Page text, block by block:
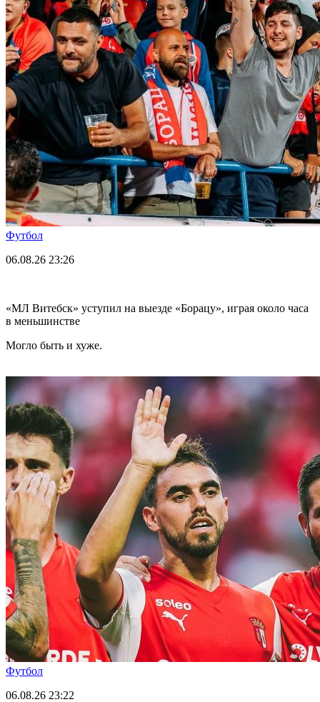
Футбол
06.08.26 23:26
«МЛ Витебск» уступил на выезде «Борацу», играя около часа
в меньшинстве
Могло быть и хуже.
Футбол
06.08.26 23:22